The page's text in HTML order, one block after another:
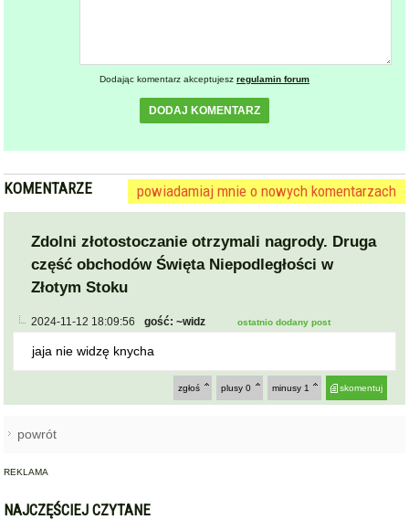
Dodając komentarz akceptujesz regulamin forum
DODAJ KOMENTARZ
KOMENTARZE powiadamiaj mnie o nowych komentarzach
Zdolni złotostoczanie otrzymali nagrody. Druga
część obchodów Święta Niepodległości w
Złotym Stoku
2024-11-12 18:09:56 gość: ~widz ostatnio dodany post
jaja nie widzę knycha
skomentuj
minusy 1
plusy 0
zgłoś
powrót
REKLAMA
NAJCZĘŚCIEJ CZYTANE